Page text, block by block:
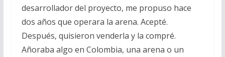
desarrollador del proyecto, me propuso hace
dos años que operara la arena. Acepté.
Después, quisieron venderla y la compré.
Añoraba algo en Colombia, una arena o un